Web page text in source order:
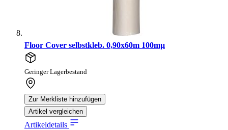
Floor Cover selbstkleb. 0,90x60m 100mµ
Geringer Lagerbestand
Zur Merkliste hinzufügen
Artikel vergleichen
Artikeldetails